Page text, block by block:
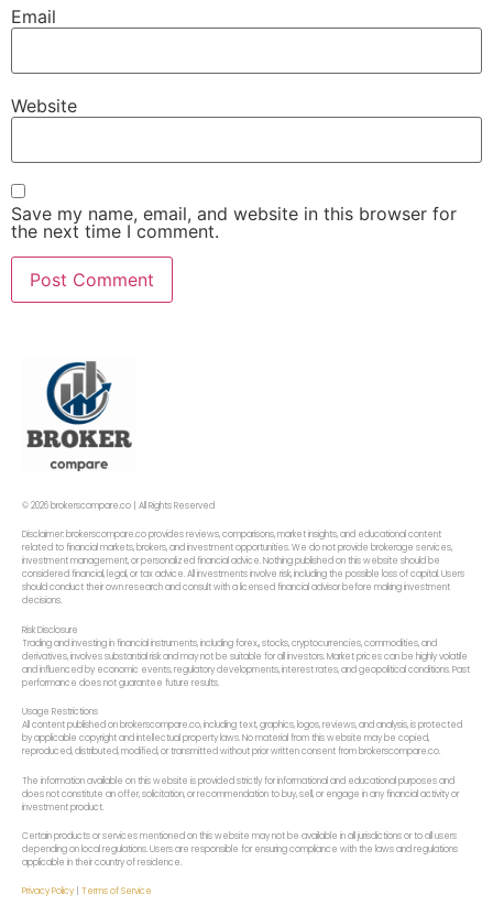
Email
Website
Save my name, email, and website in this browser for
the next time I comment.
© 2026 brokerscompare.co | All Rights Reserved
Disclaimer: brokerscompare.co provides reviews, comparisons, market insights, and educational content
related to financial markets, brokers, and investment opportunities. We do not provide brokerage services,
investment management, or personalized financial advice. Nothing published on this website should be
considered financial, legal, or tax advice. All investments involve risk, including the possible loss of capital. Users
should conduct their own research and consult with a licensed financial advisor before making investment
decisions.
Risk Disclosure
Trading and investing in financial instruments, including forex,, stocks, cryptocurrencies, commodities, and
derivatives, involves substantial risk and may not be suitable for all investors. Market prices can be highly volatile
and influenced by economic events, regulatory developments, interest rates, and geopolitical conditions. Past
performance does not guarantee future results.
Usage Restrictions
All content published on brokerscompare.co, including text, graphics, logos, reviews, and analysis, is protected
by applicable copyright and intellectual property laws. No material from this website may be copied,
reproduced, distributed, modified, or transmitted without prior written consent from brokerscompare.co.
The information available on this website is provided strictly for informational and educational purposes and
does not constitute an offer, solicitation, or recommendation to buy, sell, or engage in any financial activity or
investment product.
Certain products or services mentioned on this website may not be available in all jurisdictions or to all users
depending on local regulations. Users are responsible for ensuring compliance with the laws and regulations
applicable in their country of residence.
Privacy Policy Terms of Service